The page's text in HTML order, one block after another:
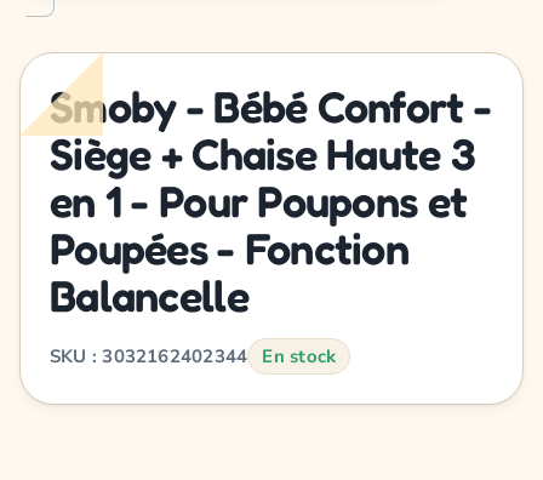
Smoby - Bébé Confort -
Siège + Chaise Haute 3
en 1 - Pour Poupons et
Poupées - Fonction
Balancelle
SKU : 3032162402344 En stock